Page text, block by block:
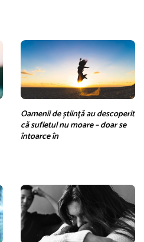
Oamenii de știință au descoperit
că sufletul nu moare – doar se
întoarce în